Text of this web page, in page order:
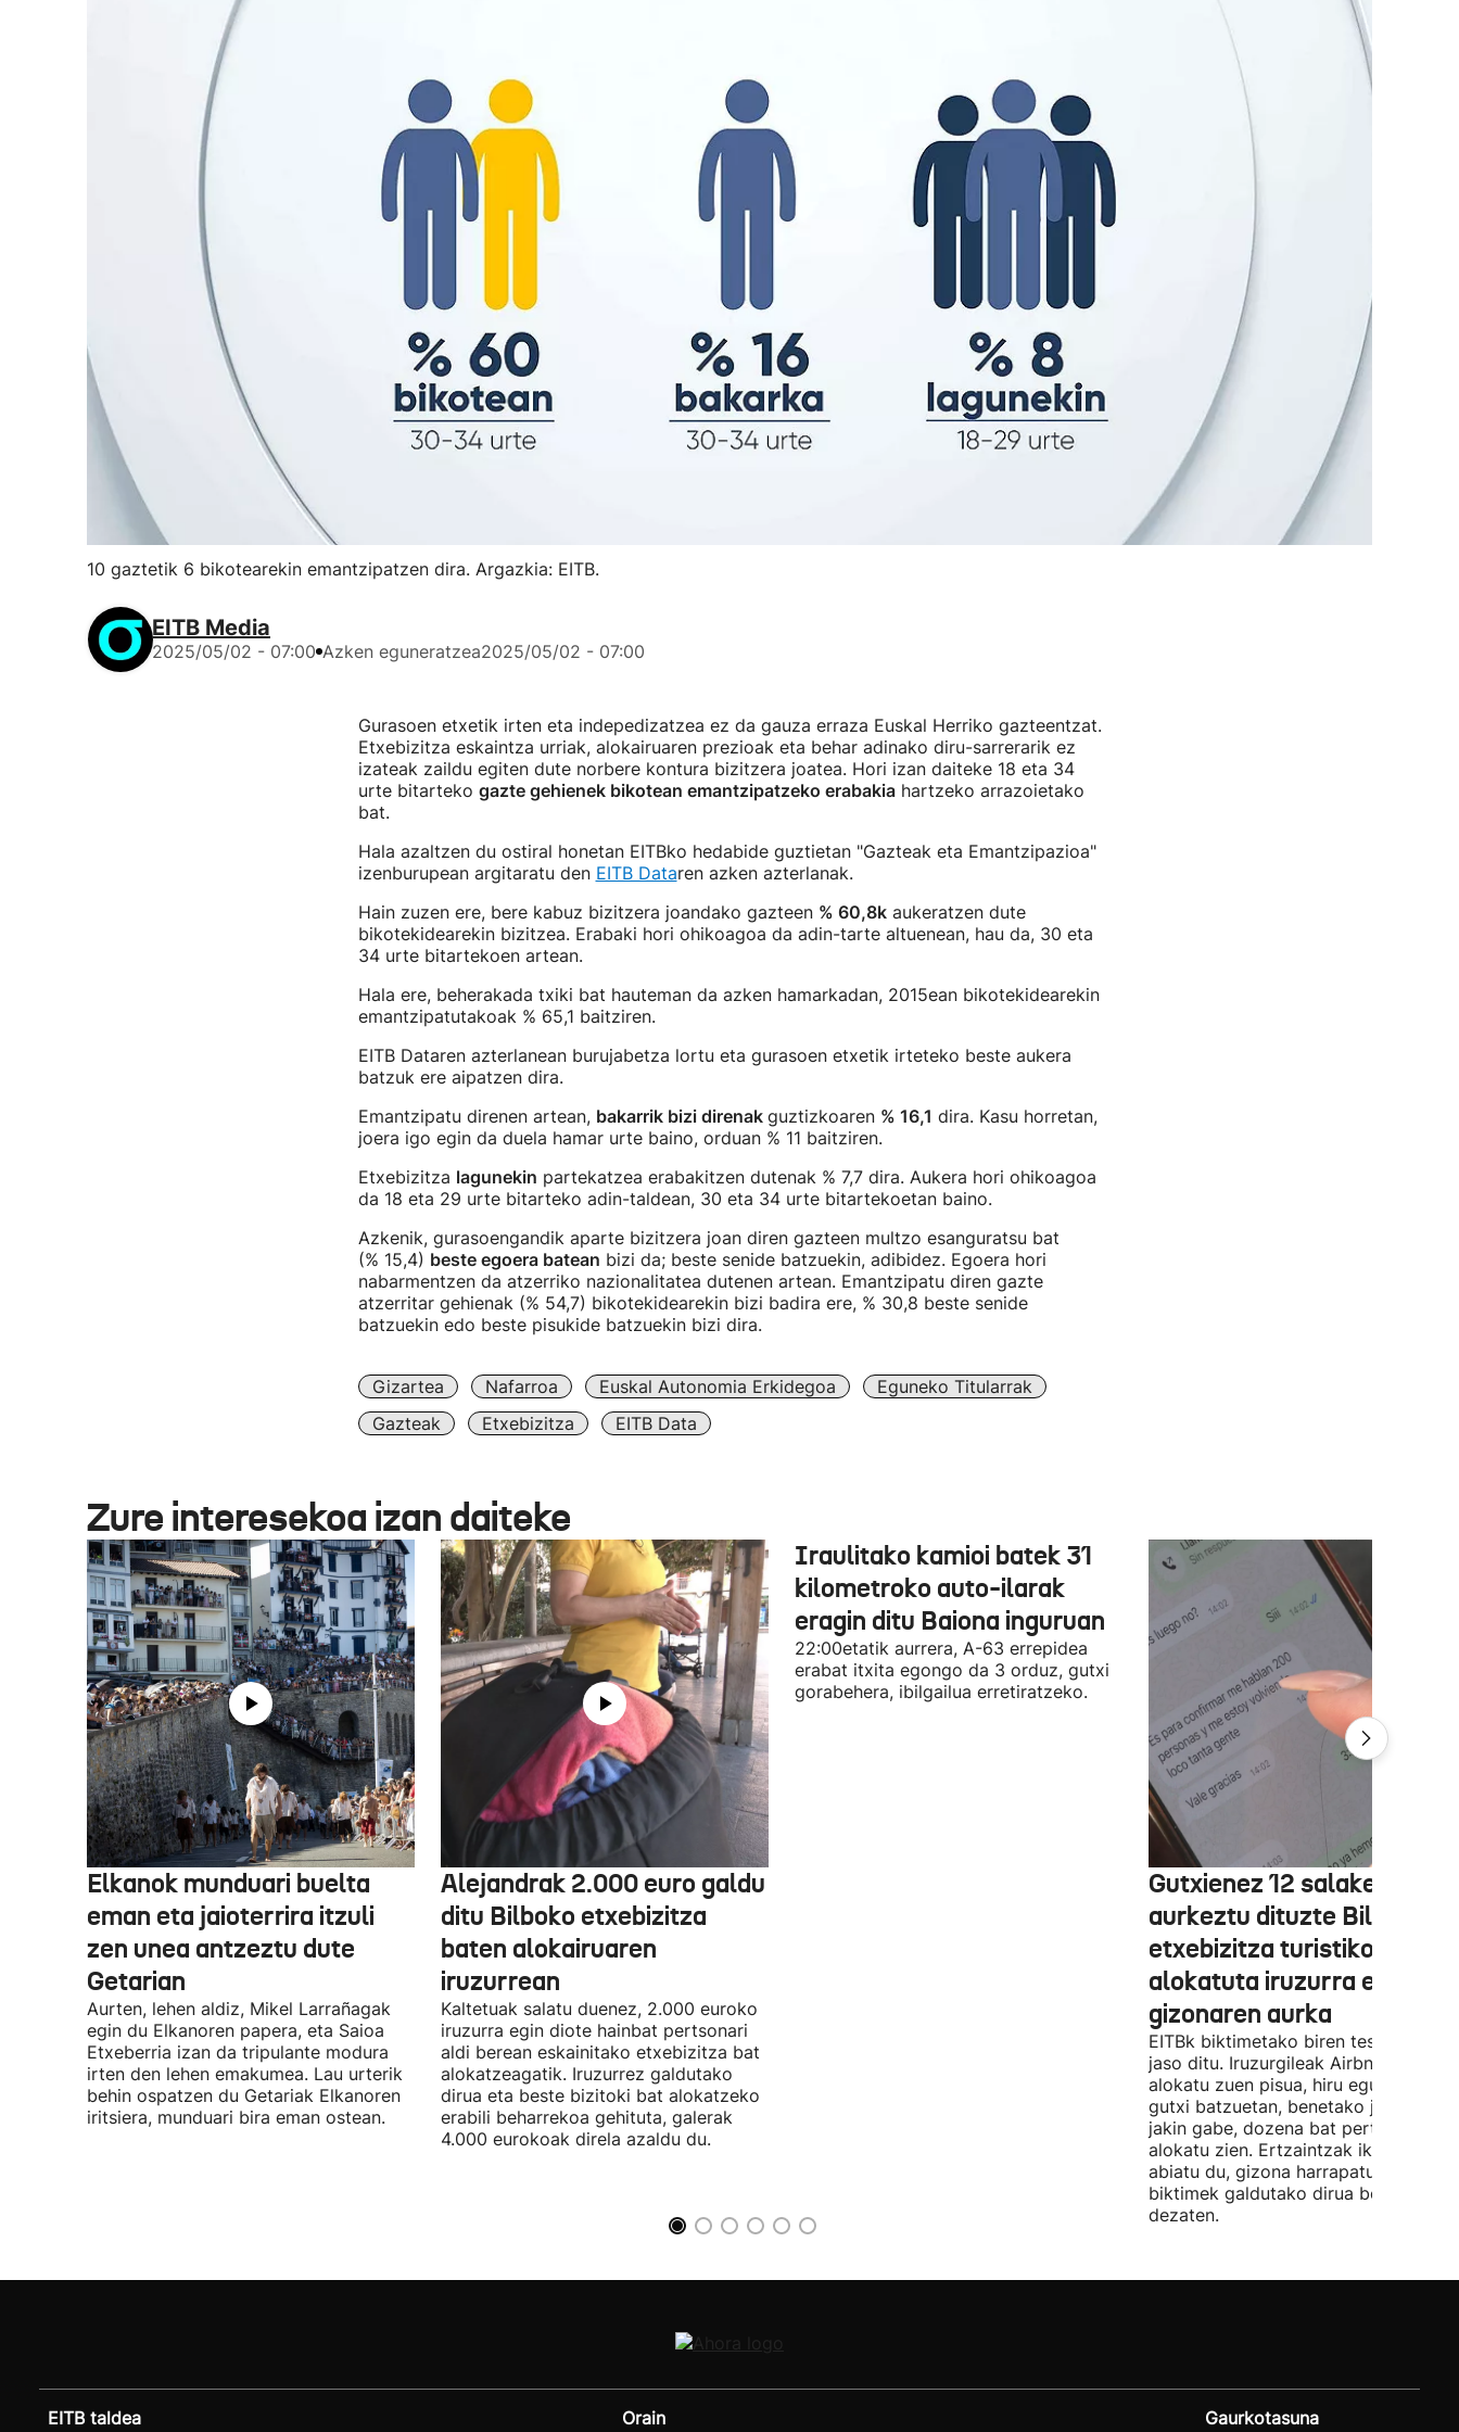
10 gaztetik 6 bikotearekin emantzipatzen dira. Argazkia: EITB.
EITB Media
2025/05/02 - 07:00 Azken eguneratzea2025/05/02 - 07:00
Gurasoen etxetik irten eta indepedizatzea ez da gauza erraza Euskal Herriko gazteentzat.
Etxebizitza eskaintza urriak, alokairuaren prezioak eta behar adinako diru-sarrerarik ez
izateak zaildu egiten dute norbere kontura bizitzera joatea. Hori izan daiteke 18 eta 34
urte bitarteko gazte gehienek bikotean emantzipatzeko erabakiahartzeko arrazoietako
bat.
Hala azaltzen du ostiral honetan EITBko hedabide guztietan "Gazteak eta Emantzipazioa"
izenburupean argitaratu den EITB Dataren azken azterlanak.
Hain zuzen ere, bere kabuz bizitzera joandako gazteen % 60,8kaukeratzen dute
bikotekidearekin bizitzea. Erabaki hori ohikoagoa da adin-tarte altuenean, hau da, 30 eta
34 urte bitartekoen artean.
Hala ere, beherakada txiki bat hauteman da azken hamarkadan, 2015ean bikotekidearekin
emantzipatutakoak % 65,1 baitziren.
EITB Dataren azterlanean burujabetza lortu eta gurasoen etxetik irteteko beste aukera
batzuk ere aipatzen dira.
Emantzipatu direnen artean, bakarrik bizi direnak guztizkoaren % 16,1 dira. Kasu horretan,
joera igo egin da duela hamar urte baino, orduan % 11 baitziren.
Etxebizitza lagunekin partekatzea erabakitzen dutenak % 7,7 dira. Aukera hori ohikoagoa
da 18 eta 29 urte bitarteko adin-taldean, 30 eta 34 urte bitartekoetan baino.
Azkenik, gurasoengandik aparte bizitzera joan diren gazteen multzo esanguratsu bat
(% 15,4) beste egoera batean bizi da; beste senide batzuekin, adibidez. Egoera hori
nabarmentzen da atzerriko nazionalitatea dutenen artean. Emantzipatu diren gazte
atzerritar gehienak (% 54,7) bikotekidearekin bizi badira ere, % 30,8 beste senide
batzuekin edo beste pisukide batzuekin bizi dira.
Gizartea Nafarroa Euskal Autonomia Erkidegoa
Eguneko Titularrak
Gazteak
Etxebizitza EITB Data
Zure interesekoa izan daiteke
Elkanok munduari buelta
eman eta jaioterrira itzuli
zen unea antzeztu dute
Getarian
Aurten, lehen aldiz, Mikel Larrañagak
egin du Elkanoren papera, eta Saioa
Etxeberria izan da tripulante modura
irten den lehen emakumea. Lau urterik
behin ospatzen du Getariak Elkanoren
iritsiera, munduari bira eman ostean.
Alejandrak 2.000 euro galdu
ditu Bilboko etxebizitza
baten alokairuaren
iruzurrean
Kaltetuak salatu duenez, 2.000 euroko
iruzurra egin diote hainbat pertsonari
aldi berean eskainitako etxebizitza bat
alokatzeagatik. Iruzurrez galdutako
dirua eta beste bizitoki bat alokatzeko
erabili beharrekoa gehituta, galerak
4.000 eurokoak direla azaldu du.
Iraulitako kamioi batek 31
kilometroko auto-ilarak
eragin ditu Baiona inguruan
22:00etatik aurrera, A-63 errepidea
erabat itxita egongo da 3 orduz, gutxi
gorabehera, ibilgailua erretiratzeko.
Gutxienez 12 salaketa
aurkeztu dituzte Bilbon
etxebizitza turistiko bat
alokatuta iruzurra egin
gizonaren aurka
EITBk biktimetako biren testigantzak
jaso ditu. Iruzurgileak Airbnb bidez
alokatu zuen pisua, hiru egunez. Ordu
gutxi batzuetan, benetako jabeak
jakin gabe, dozena bat pertsonari
alokatu zien. Ertzaintzak ikerketa
abiatu du, gizona harrapatu eta
biktimek galdutako dirua berreskura
dezaten.
EITB taldea Orain Gaurkotasuna